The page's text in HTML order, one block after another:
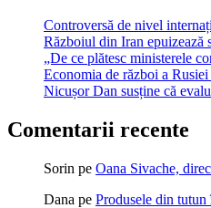
Controversă de nivel
Războiul din Iran epuizează
„De ce plătesc ministerele
Economia de război a
Nicușor Dan susține că
Comentarii recente
Sorin pe Oana Sivache,
Dana pe Produsele din